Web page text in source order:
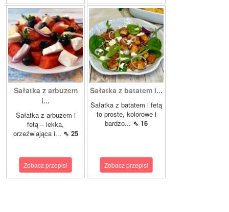
Sałatka z arbuzem
i...
Sałatka z arbuzem i
fetą – lekka,
orzeźwiająca i... ⇖ 25
Zobacz przepis!
Sałatka z batatem i...
Sałatka z batatem i fetą
to proste, kolorowe i
bardzo... ⇖ 16
Zobacz przepis!